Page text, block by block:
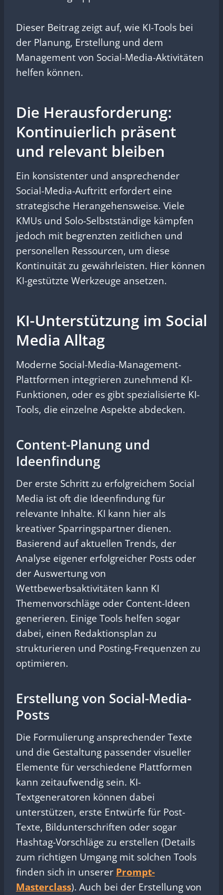
Dieser Beitrag zeigt auf, wie KI-Tools bei
der Planung, Erstellung und dem
Management von Social-Media-Aktivitäten
helfen können.
Die Herausforderung:
Kontinuierlich präsent
und relevant bleiben
Ein konsistenter und ansprechender
Social-Media-Auftritt erfordert eine
strategische Herangehensweise. Viele
KMUs und Solo-Selbstständige kämpfen
jedoch mit begrenzten zeitlichen und
personellen Ressourcen, um diese
Kontinuität zu gewährleisten. Hier können
KI-gestützte Werkzeuge ansetzen.
KI-Unterstützung im Social
Media Alltag
Moderne Social-Media-Management-
Plattformen integrieren zunehmend KI-
Funktionen, oder es gibt spezialisierte KI-
Tools, die einzelne Aspekte abdecken.
Content-Planung und
Ideenfindung
Der erste Schritt zu erfolgreichem Social
Media ist oft die Ideenfindung für
relevante Inhalte. KI kann hier als
kreativer Sparringspartner dienen.
Basierend auf aktuellen Trends, der
Analyse eigener erfolgreicher Posts oder
der Auswertung von
Wettbewerbsaktivitäten kann KI
Themenvorschläge oder Content-Ideen
generieren. Einige Tools helfen sogar
dabei, einen Redaktionsplan zu
strukturieren und Posting-Frequenzen zu
optimieren.
Erstellung von Social-Media-
Posts
Die Formulierung ansprechender Texte
und die Gestaltung passender visueller
Elemente für verschiedene Plattformen
kann zeitaufwendig sein. KI-
Textgeneratoren können dabei
unterstützen, erste Entwürfe für Post-
Texte, Bildunterschriften oder sogar
Hashtag-Vorschläge zu erstellen (Details
zum richtigen Umgang mit solchen Tools
finden sich in unserer Prompt-
Masterclass). Auch bei der Erstellung von